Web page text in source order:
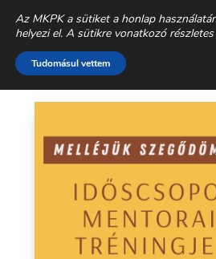
Családpasztoráció
Az MKPK a sütiket a honlap
helyezi el. A sütikre vonatkozó
Tudomásul vettem